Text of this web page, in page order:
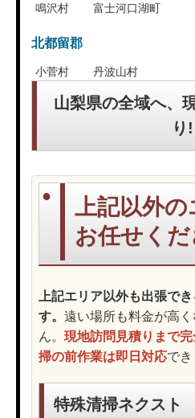
鳴沢村
富士河口湖町
北都留郡
小菅村 丹波山村
山梨県の全域へ、
り!
上記以外の
お任せくだ
上記エリア以外も出張で
す。 遠い場所も料金が高
ん。 現地訪問見積りまで
掃の前作業は即日対応でき
特殊清掃ネクスト